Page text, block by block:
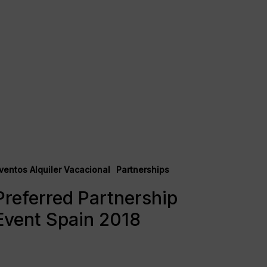
Alquiler Vacacional Partnerships
Partnership
Spain 2018